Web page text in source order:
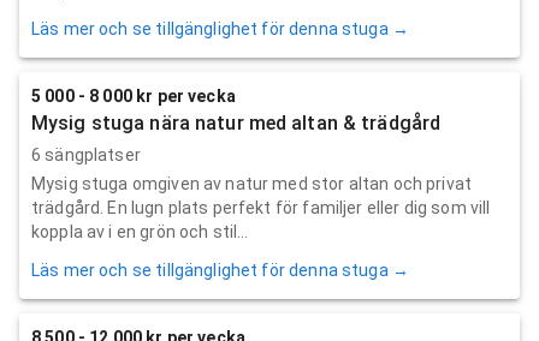
Läs mer och se tillgänglighet för denna stuga →
5 000 - 8 000 kr per vecka
Mysig stuga nära natur med altan & trädgård
6 sängplatser
Mysig stuga omgiven av natur med stor altan och privat
trädgård. En lugn plats perfekt för familjer eller dig som vill
koppla av i en grön och stil...
Läs mer och se tillgänglighet för denna stuga →
8 500 - 12 000 kr per vecka